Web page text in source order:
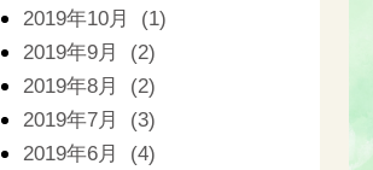
2019年10月 (1)
2019年9月 (2)
2019年8月 (2)
2019年7月 (3)
2019年6月 (4)